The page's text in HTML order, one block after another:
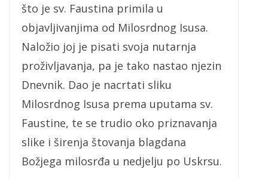
što je sv. Faustina primila u
objavljivanjima od Milosrdnog Isusa.
Naložio joj je pisati svoja nutarnja
proživljavanja, pa je tako nastao njezin
Dnevnik. Dao je nacrtati sliku
Milosrdnog Isusa prema uputama sv.
Faustine, te se trudio oko priznavanja
slike i širenja štovanja blagdana
Božjega milosrđa u nedjelju po Uskrsu.